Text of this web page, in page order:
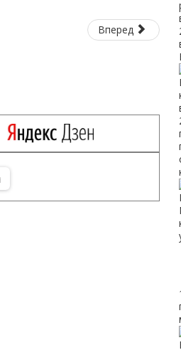
Вперед